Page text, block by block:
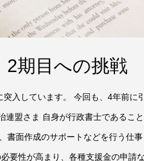
2期目への挑戦
入しています。 今回も、4年前に
連盟さま 自身が行政書士であるこ
書面作成のサポートなどを行う仕事
要性が高まり、各種支援金の申請